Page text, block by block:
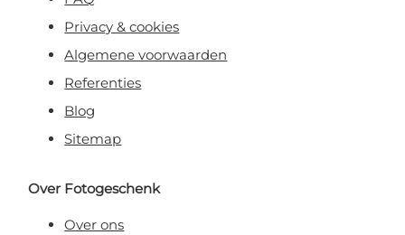
Privacy & cookies
Algemene voorwaarden
Referenties
Blog
Sitemap
Over Fotogeschenk
Over ons